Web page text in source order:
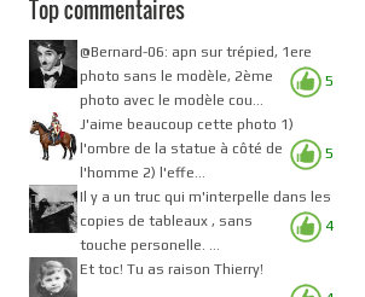
Top commentaires
5
@Bernard-06: apn sur trépied, 1ere
photo sans le modèle, 2ème
photo avec le modèle cou...
5
J'aime beaucoup cette photo 1)
l'ombre de la statue à côté de
l'homme 2) l'effe...
4
Il y a un truc qui m'interpelle dans les
copies de tableaux , sans
touche personelle. ...
Et toc! Tu as raison Thierry!